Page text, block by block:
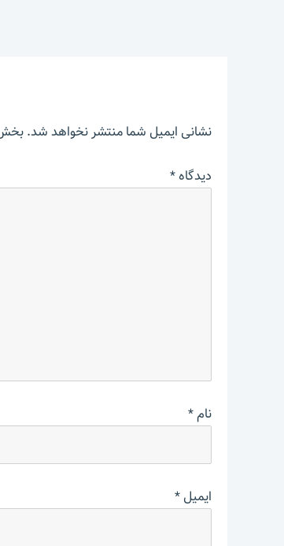
نشانی ایمیل شما منتشر نخواهد شد.
دیدگاه*
نام*
ایمیل*